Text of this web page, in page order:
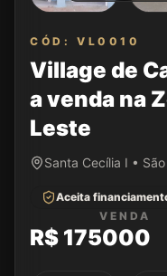
CÓD: VL0010
Village de
a venda na
Leste
Santa Cecília I •
Aceita
VENDA
R$ 175000